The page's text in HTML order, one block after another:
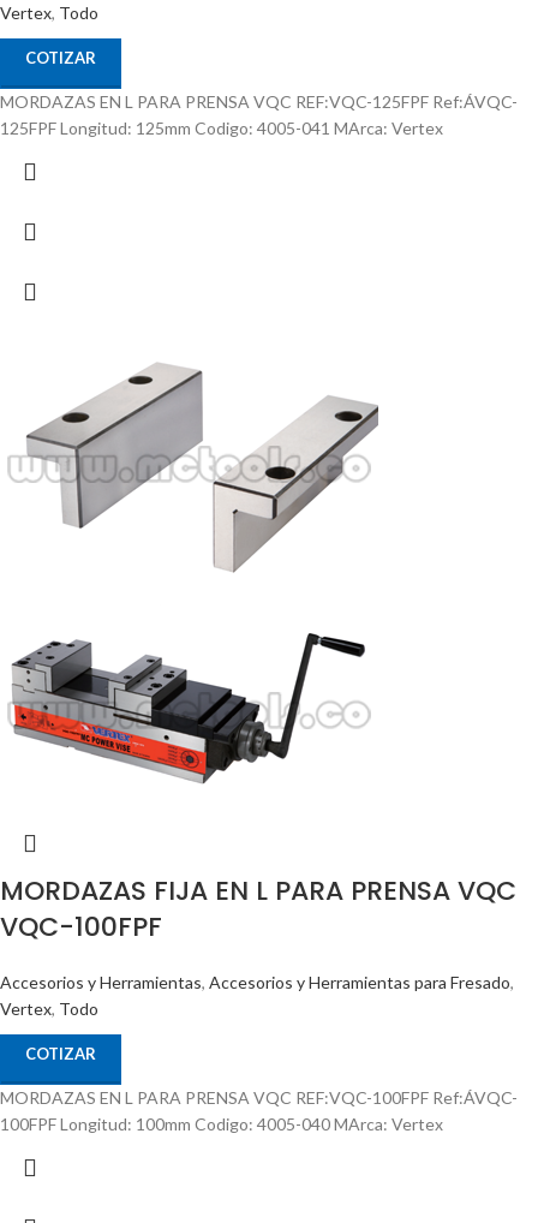
Vertex, Todo
COTIZAR
MORDAZAS EN L PARA PRENSA VQC REF:VQC-125FPF Ref:ÁVQC-
125FPF Longitud: 125mm Codigo: 4005-041 MArca: Vertex
MORDAZAS FIJA EN L PARA PRENSA VQC
VQC-100FPF
Accesorios y Herramientas, Accesorios y Herramientas para Fresado,
Vertex, Todo
COTIZAR
MORDAZAS EN L PARA PRENSA VQC REF:VQC-100FPF Ref:ÁVQC-
100FPF Longitud: 100mm Codigo: 4005-040 MArca: Vertex